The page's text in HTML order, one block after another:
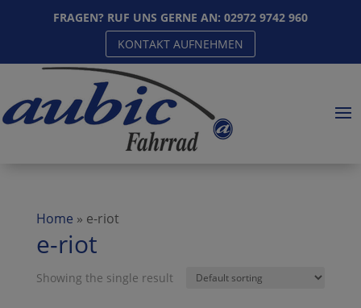
FRAGEN? RUF UNS GERNE AN: 02972 9742 960
KONTAKT AUFNEHMEN
Home » e-riot
e-riot
Showing the single result